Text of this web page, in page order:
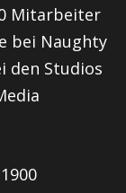
Mitarbeiter
bei Naughty
den Studios